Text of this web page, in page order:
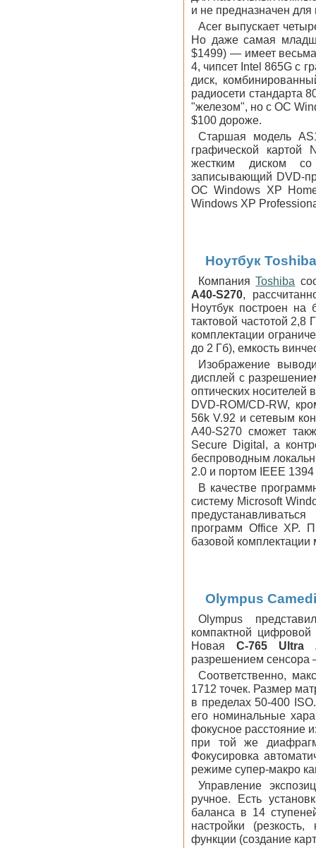
и не предназначен
Acer выпускает
Но даже самая
$1499) — имеет
4, чипсет Intel 865G с
диск,
радиосети стандарта
"железом", но с ОС
$100 дороже.
Старшая модель
графической картой
жестким диском
записывающий DVD-
ОС Windows XP Home
Windows XP
Ноутбук
КомпанияToshiba
A40-S270,
Ноутбук построен на
тактовой частотой
комплектации
до 2 Гб), емкость
Изображение
дисплей с
оптических носителей
DVD-ROM/CD-RW,
56k V.92 и сетевым
A40-S270 сможет
Secure Digital, а
беспроводным
2.0 и портом IEEE
В качестве
систему Microsoft
программ Office XP.
базовой комплектации
Olympus
Olympus
компактной
Новая C-765 Ultra
разрешением сенсора
Соответственно,
1712 точек. Размер
в пределах 50-400
его номинальные
фокусное расстояние
при той же
Фокусировка
режиме супер-макро
Управление
ручное. Есть
баланса в 14
настройки
функции (создание